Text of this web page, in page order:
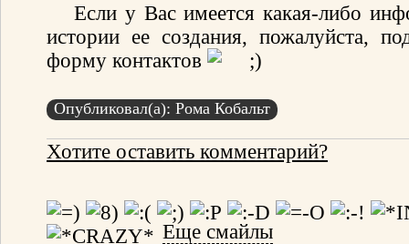
Если у Вас имеется какая-либо
истории ее создания, пожалуйста,
форму контактов
Опубликовал(а): Рома Кобальт
Хотите оставить комментарий?
Еще смайлы